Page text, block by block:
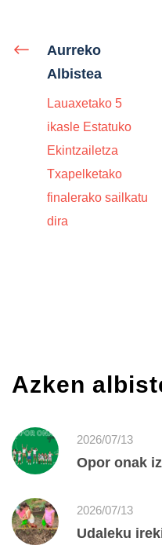
Aurreko
Albistea
Lauaxetako 5
ikasle Estatuko
Ekintzailetza
Txapelketako
finalerako sailkatu
dira
Azken
2026/07/13
Opor onak
2026/07/13
Udaleku